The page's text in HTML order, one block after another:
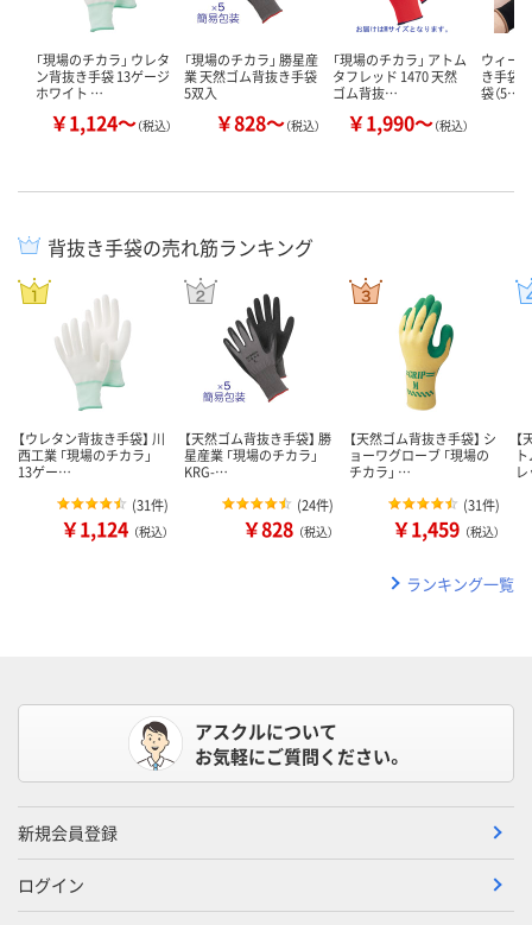
「現場のチカラ」 ウレタ
ン背抜き手袋 13ゲージ
ホワイト …
￥1,124～（税込）
「現場のチカラ」 勝星産
業 天然ゴム背抜き手袋
5双入
￥828～（税込）
「現場のチカラ」 アトム
タフレッド 1470 天然
ゴム背抜…
￥1,990～（税込）
ウィー
き手袋（
袋（5…
背抜き手袋の売れ筋ランキング
【ウレタン背抜き手袋】 川
西工業 「現場のチカラ」
13ゲー…
(31件)
￥1,124 （税込）
【天然ゴム背抜き手袋】 勝
星産業 「現場のチカラ」
KRG-…
(24件)
￥828 （税込）
【天然ゴム背抜き手袋】 シ
ョーワグローブ 「現場の
チカラ」 …
(31件)
￥1,459 （税込）
ランキング一覧
アスクルについて
お気軽にご質問ください。
新規会員登録
ログイン